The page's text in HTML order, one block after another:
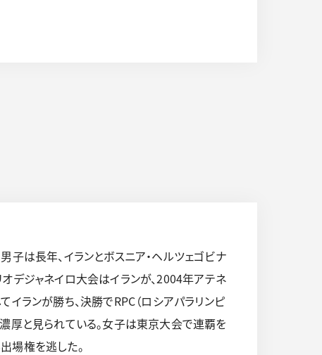
は長年、イランとボスニア・ヘルツェゴビナ
デジャネイロ大会はイランが、2004年アテネ
ランが勝ち、決勝でRPC（ロシアパラリンピ
厚と見られている。女子は東京大会で連覇を
場権を逃した。